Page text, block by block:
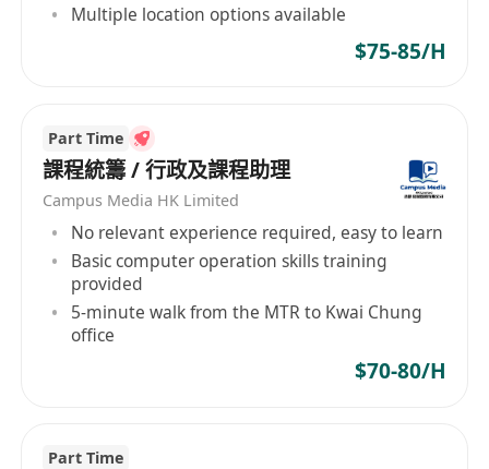
Multiple location options available
$75-85/H
Part Time
課程統籌 / 行政及課程助理
Campus Media HK Limited
No relevant experience required, easy to learn
Basic computer operation skills training
provided
5-minute walk from the MTR to Kwai Chung
office
$70-80/H
Part Time